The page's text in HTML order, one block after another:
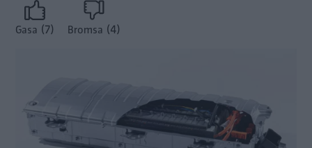
Gasa (7) Bromsa (4)